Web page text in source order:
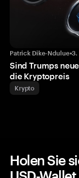
Patrick Dike-Ndulue•3.
Sind Trumps
die Kryptopreis
Krypto
Holen Sie